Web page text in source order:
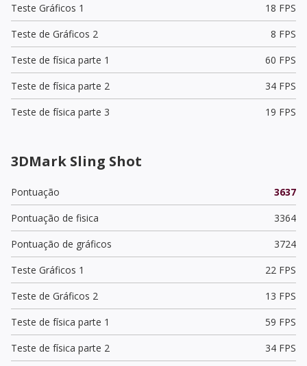
Teste Gráficos 1
18 FPS
Teste de Gráficos 2
8 FPS
Teste de física parte 1
60 FPS
Teste de física parte 2
34 FPS
Teste de física parte 3
19 FPS
3DMark Sling Shot
Pontuação
3637
Pontuação de fisica
3364
Pontuação de gráficos
3724
Teste Gráficos 1
22 FPS
Teste de Gráficos 2
13 FPS
Teste de física parte 1
59 FPS
Teste de física parte 2
34 FPS